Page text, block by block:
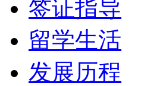
签证指导
留学生活
发展历程